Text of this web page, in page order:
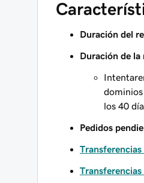
Duración del
Duración de la
los 40
Pedidos
Transferencias